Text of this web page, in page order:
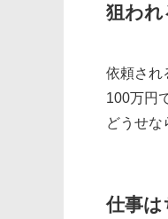
狙われ
依頼され
100万円
どうせな
仕事は